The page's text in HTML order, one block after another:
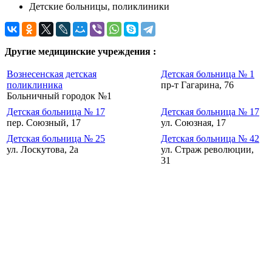
Детские больницы, поликлиники
Другие медицинские учреждения :
Вознесенская детская
поликлиника
Больничный городок №1
Детская больница № 1
пр-т Гагарина, 76
Детская больница № 17
пер. Союзный, 17
Детская больница № 17
ул. Союзная, 17
Детская больница № 25
ул. Лоскутова, 2а
Детская больница № 42
ул. Страж революции,
31